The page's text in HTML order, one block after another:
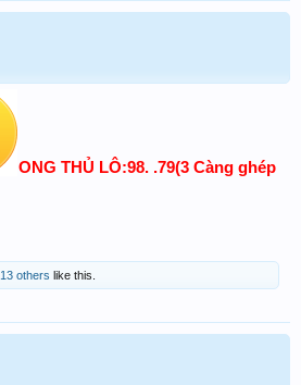
ONG THỦ LÔ:98. .79(3 Càng ghép
13 others like this.